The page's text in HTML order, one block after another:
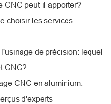
CNC peut-il apporter?
choisir les services
de précision: lequel
CNC?
CNC en aluminium:
d'experts